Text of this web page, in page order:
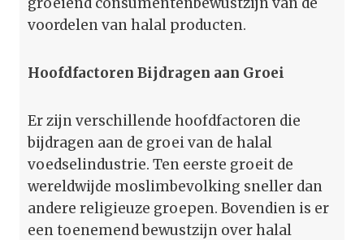
voordelen van halal producten.
Hoofdfactoren Bijdragen aan Groei
Er zijn verschillende hoofdfactoren die
bijdragen aan de groei van de halal
voedselindustrie. Ten eerste groeit de
wereldwijde moslimbevolking sneller dan
andere religieuze groepen. Bovendien is er
een toenemend bewustzijn over halal